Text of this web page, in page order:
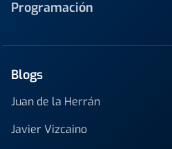
Programación
Blogs
Juan de la Herrán
Javier Vizcaino